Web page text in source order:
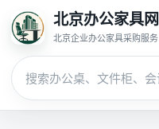
北京办公家具网
北京企业办公家具采购服务